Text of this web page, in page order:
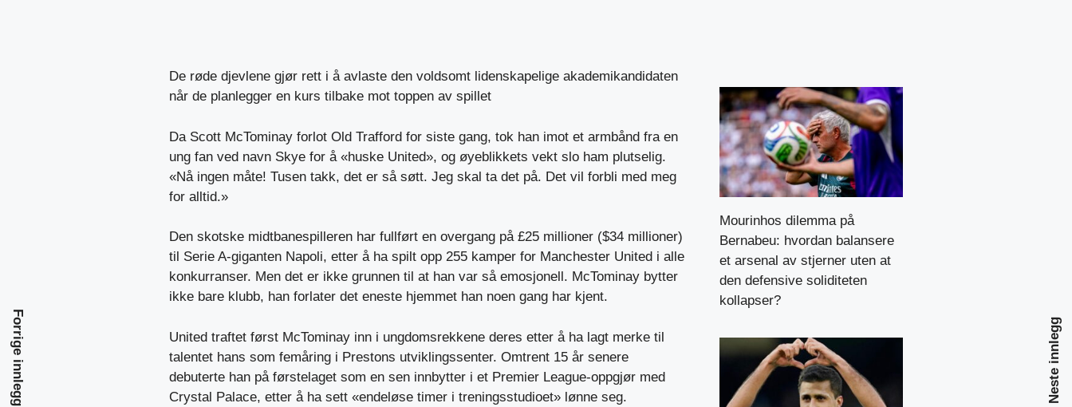
De røde djevlene gjør rett i å avlaste den voldsomt lidenskapelige akademikandidaten
når de planlegger en kurs tilbake mot toppen av spillet
Da Scott McTominay forlot Old Trafford for siste gang, tok han imot et armbånd fra en
ung fan ved navn Skye for å «huske United», og øyeblikkets vekt slo ham plutselig.
«Nå ingen måte! Tusen takk, det er så søtt. Jeg skal ta det på. Det vil forbli med meg
for alltid.»
Den skotske midtbanespilleren har fullført en overgang på £25 millioner ($34 millioner)
til Serie A-giganten Napoli, etter å ha spilt opp 255 kamper for Manchester United i alle
konkurranser. Men det er ikke grunnen til at han var så emosjonell. McTominay bytter
ikke bare klubb, han forlater det eneste hjemmet han noen gang har kjent.
United traftet først McTominay inn i ungdomsrekkene deres etter å ha lagt merke til
talentet hans som femåring i Prestons utviklingssenter. Omtrent 15 år senere
debuterte han på førstelaget som en sen innbytter i et Premier League-oppgjør med
Crystal Palace, etter å ha sett «endeløse timer i treningsstudioet» lønne seg.
Forrige innlegg Neste innlegg
Mourinhos dilemma på
Bernabeu: hvordan balansere
et arsenal av stjerner uten at
den defensive soliditeten
kollapser?